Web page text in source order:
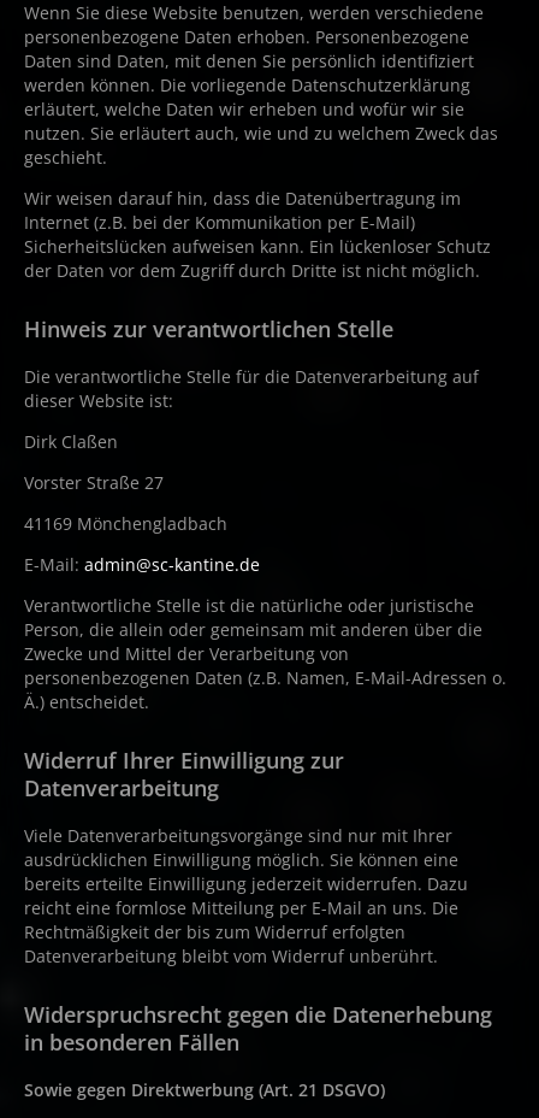
Wenn Sie diese Website benutzen, werden verschiedene
personenbezogene Daten erhoben. Personenbezogene
Daten sind Daten, mit denen Sie persönlich identifiziert
werden können. Die vorliegende Datenschutzerklärung
erläutert, welche Daten wir erheben und wofür wir sie
nutzen. Sie erläutert auch, wie und zu welchem Zweck das
geschieht.
Wir weisen darauf hin, dass die Datenübertragung im
Internet (z.B. bei der Kommunikation per E-Mail)
Sicherheitslücken aufweisen kann. Ein lückenloser Schutz
der Daten vor dem Zugriff durch Dritte ist nicht möglich.
Hinweis zur verantwortlichen Stelle
Die verantwortliche Stelle für die Datenverarbeitung auf
dieser Website ist:
Dirk Claßen
Vorster Straße 27
41169 Mönchengladbach
E-Mail: admin@sc-kantine.de
Verantwortliche Stelle ist die natürliche oder juristische
Person, die allein oder gemeinsam mit anderen über die
Zwecke und Mittel der Verarbeitung von
personenbezogenen Daten (z.B. Namen, E-Mail-Adressen o.
Ä.) entscheidet.
Widerruf Ihrer Einwilligung zur
Datenverarbeitung
Viele Datenverarbeitungsvorgänge sind nur mit Ihrer
ausdrücklichen Einwilligung möglich. Sie können eine
bereits erteilte Einwilligung jederzeit widerrufen. Dazu
reicht eine formlose Mitteilung per E-Mail an uns. Die
Rechtmäßigkeit der bis zum Widerruf erfolgten
Datenverarbeitung bleibt vom Widerruf unberührt.
Widerspruchsrecht gegen die Datenerhebung
in besonderen Fällen
Sowie gegen Direktwerbung (Art. 21 DSGVO)